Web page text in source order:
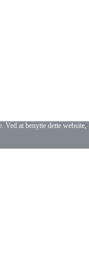
Ved at benytte dette website,